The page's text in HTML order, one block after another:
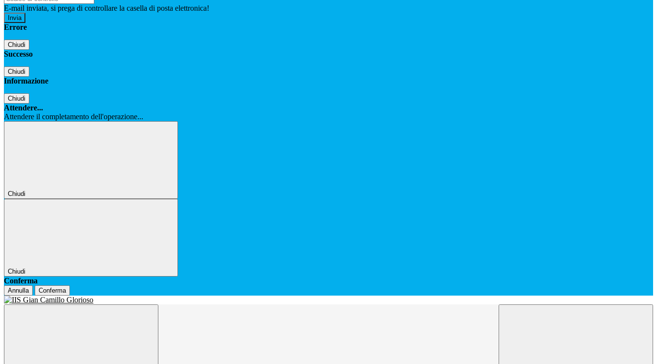
E-mail inviata, si prega di controllare la casella di posta elettronica!
Errore
Chiudi
Successo
Chiudi
Informazione
Chiudi
Attendere...
Attendere il completamento dell'operazione...
Chiudi
Chiudi
Conferma
Annulla Conferma